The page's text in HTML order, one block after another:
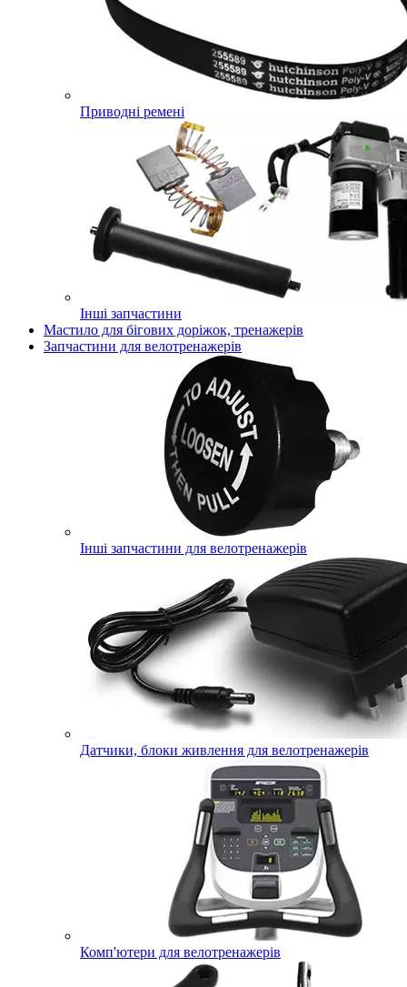
Приводні ремені
Інші запчастини
Мастило для бігових доріжок, тренажерів
Запчастини для велотренажерів
Інші запчастини для велотренажерів
Датчики, блоки живлення для велотренажерів
Комп'ютери для велотренажерів